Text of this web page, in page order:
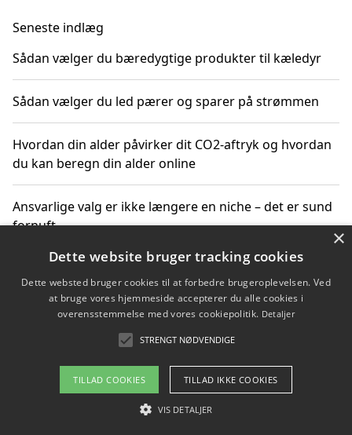
Seneste indlæg
Sådan vælger du bæredygtige produkter til kæledyr
Sådan vælger du led pærer og sparer på strømmen
Hvordan din alder påvirker dit CO2-aftryk og hvordan
du kan beregn din alder online
Ansvarlige valg er ikke længere en niche – det er sund
fornuft
Sådan kan du handle bæredygtigt og bestil med
faktura
Om / kontakt
Blog Betingelser
×
Dette website bruger tracking cookies
Dette websted bruger cookies til at forbedre brugeroplevelsen. Ved
at bruge vores hjemmeside accepterer du alle cookies i
overensstemmelse med vores cookiepolitik. Detaljer
STRENGT NØDVENDIGE
TILLAD COOKIES TILLAD IKKE COOKIES
VIS DETALJER